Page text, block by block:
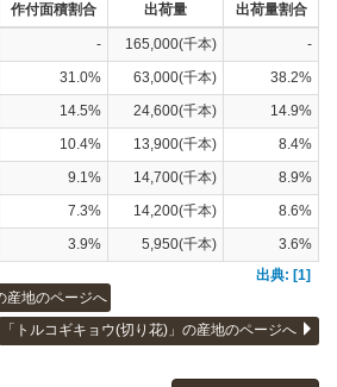
作付面積割合 出荷量 出荷量割合
- 165,000(千本)
-
31.0% 63,000(千本)
38.2%
14.5% 24,600(千本)
14.9%
10.4% 13,900(千本)
8.4%
9.1% 14,700(千本)
8.9%
7.3% 14,200(千本)
8.6%
3.9% 5,950(千本)
3.6%
出典: [1]
産地のページへ
「トルコギキョウ(切り花)」の産地のページへ